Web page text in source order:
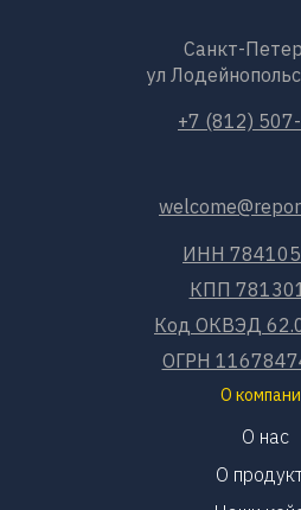
О
+7 (812)
Санкт-
ул
О нас
О
ИНН
КПП
Код ОКВЭД
ОГРН